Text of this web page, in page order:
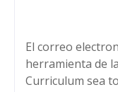
El correo
herramienta de
Curriculum sea